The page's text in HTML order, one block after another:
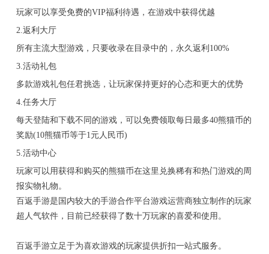
玩家可以享受免费的VIP福利待遇，在游戏中获得优越
2.返利大厅
所有主流大型游戏，只要收录在目录中的，永久返利100%
3.活动礼包
多款游戏礼包任君挑选，让玩家保持更好的心态和更大的优势
4.任务大厅
每天登陆和下载不同的游戏，可以免费领取每日最多40熊猫币的
奖励(10熊猫币等于1元人民币)
5.活动中心
玩家可以用获得和购买的熊猫币在这里兑换稀有和热门游戏的周
报实物礼物。
百返手游是国内较大的手游合作平台游戏运营商独立制作的玩家
超人气软件，目前已经获得了数十万玩家的喜爱和使用。
百返手游立足于为喜欢游戏的玩家提供折扣一站式服务。